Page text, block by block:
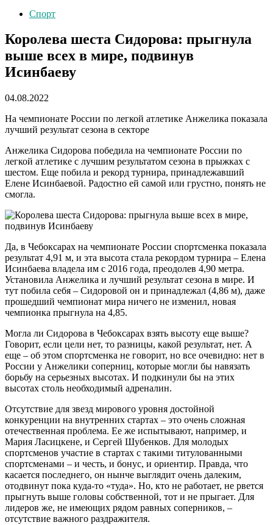
Спорт
Королева шеста Сидорова: прыгнула
выше всех в мире, подвинув
Исинбаеву
04.08.2022
На чемпионате России по легкой атлетике Анжелика показала
лучший результат сезона в секторе
Анжелика Сидорова победила на чемпионате России по
легкой атлетике с лучшим результатом сезона в прыжках с
шестом. Еще побила и рекорд турнира, принадлежавший
Елене Исинбаевой. Радостно ей самой или грустно, понять не
смогла.
Да, в Чебоксарах на чемпионате России спортсменка показала
результат 4,91 м, и эта высота стала рекордом турнира – Елена
Исинбаева владела им с 2016 года, преодолев 4,90 метра.
Установила Анжелика и лучший результат сезона в мире. И
тут побила себя – Сидоровой он и принадлежал (4,86 м), даже
прошедший чемпионат мира ничего не изменил, новая
чемпионка прыгнула на 4,85.
Могла ли Сидорова в Чебоксарах взять высоту еще выше?
Говорит, если цели нет, то разницы, какой результат, нет. А
еще – об этом спортсменка не говорит, но все очевидно: нет в
России у Анжелики соперниц, которые могли бы навязать
борьбу на серьезных высотах. И подкинули бы на этих
высотах столь необходимый адреналин.
Отсутствие для звезд мирового уровня достойной
конкуренции на внутренних стартах – это очень сложная
отечественная проблема. Ее же испытывают, например, и
Мария Ласицкене, и Сергей Шубенков. Для молодых
спортсменов участие в стартах с такими титулованными
спортсменами – и честь, и бонус, и ориентир. Правда, что
касается последнего, он нынче выглядит очень далеким,
отодвинут пока куда-то «туда». Но, кто не работает, не рвется
прыгнуть выше головы собственной, тот и не прыгает. Для
лидеров же, не имеющих рядом равных соперников, –
отсутствие важного раздражителя.